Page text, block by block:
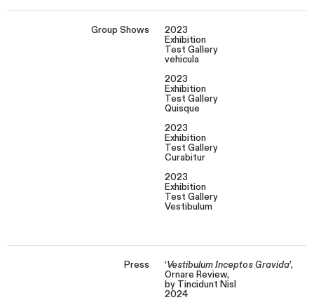
Group Shows 2023
Exhibition
Test Gallery
vehicula
2023
Exhibition
Test Gallery
Quisque
2023
Exhibition
Test Gallery
Curabitur
2023
Exhibition
Test Gallery
Vestibulum
Press ‘Vestibulum Inceptos Gravida’,
Ornare Review,
by Tincidunt Nisl
2024